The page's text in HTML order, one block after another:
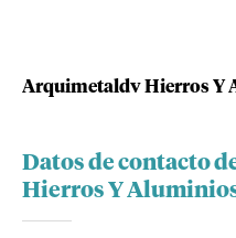
Arquimetaldv Hierros Y
Datos de contacto
Hierros Y Aluminios